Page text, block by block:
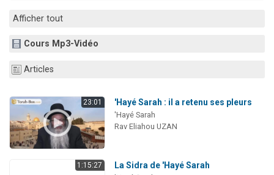
Afficher tout
Cours Mp3-Vidéo
Articles
23:01 'Hayé Sarah : il a retenu ses pleurs
'Hayé Sarah
Rav Eliahou UZAN
1:15:27 La Sidra de 'Hayé Sarah